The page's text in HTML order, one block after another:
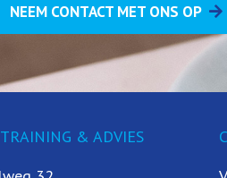
NEEM CONTACT MET ONS OP
& ADVIES